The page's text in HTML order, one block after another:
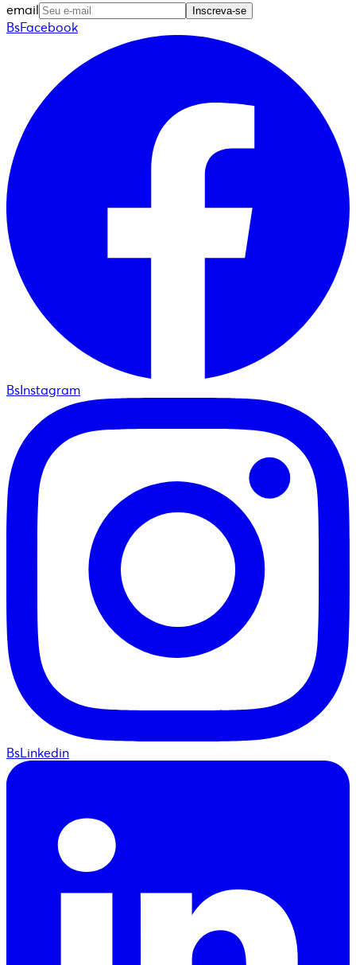
email Inscreva-se
BsFacebook
BsInstagram
BsLinkedin